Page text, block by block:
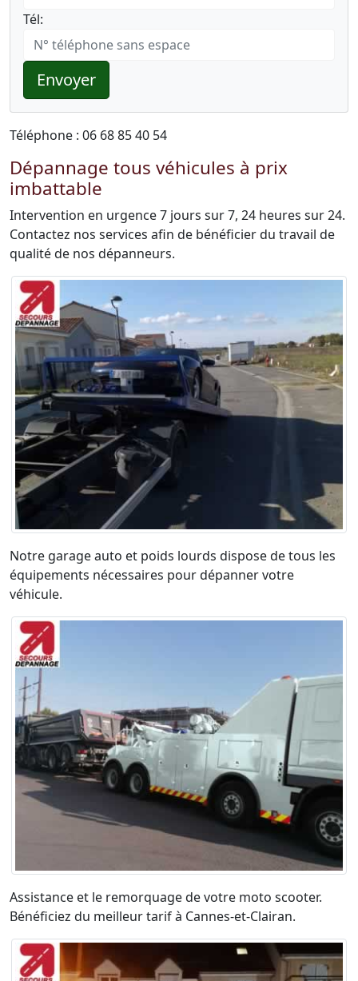
Tél:
Envoyer
Téléphone : 06 68 85 40 54
Dépannage tous véhicules à prix
imbattable
Intervention en urgence 7 jours sur 7, 24 heures sur 24.
Contactez nos services afin de bénéficier du travail de
qualité de nos dépanneurs.
Notre garage auto et poids lourds dispose de tous les
équipements nécessaires pour dépanner votre
véhicule.
Assistance et le remorquage de votre moto scooter.
Bénéficiez du meilleur tarif à Cannes-et-Clairan.